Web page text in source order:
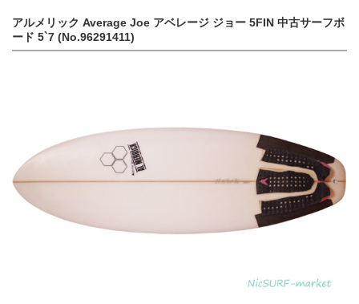
アルメリック Average Joe アベレージ ジョー 5FIN 中古サーフボ
ード 5`7 (No.96291411)